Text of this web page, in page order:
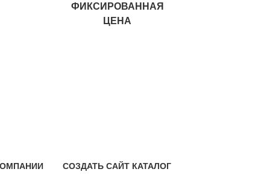
ФИКСИРОВАННАЯ
ЦЕНА
СОЗДАТЬ САЙТ КАТАЛОГ